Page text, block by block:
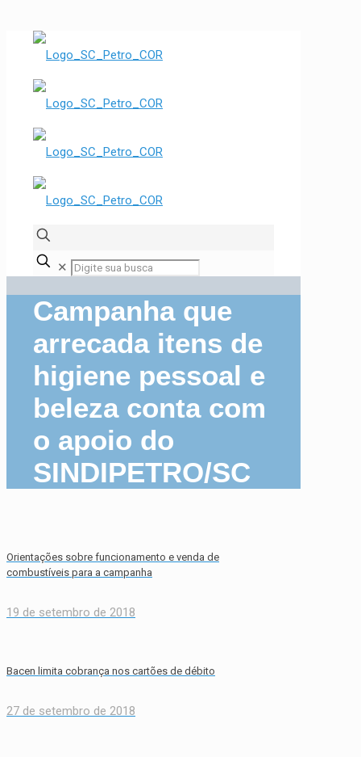
✕
Campanha que
arrecada itens de
higiene pessoal e
beleza conta com
o apoio do
SINDIPETRO/SC
Orientações sobre funcionamento e venda de
combustíveis para a campanha
19 de setembro de 2018
Bacen limita cobrança nos cartões de débito
27 de setembro de 2018